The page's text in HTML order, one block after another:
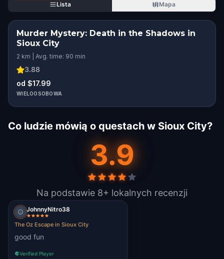
Lista
Mapa
Murder Mystery: Death in the Shadows in
Sioux City
2 km | Avg. time: 90 min
3.88
od $17.99
WIELOOSOBOWA
Co ludzie mówią o questach w Sioux City?
3.9
Na podstawie 8+ lokalnych recenzji
JohnnyNitro38
The Oz Escape in Sioux City
good fun
Verified Player